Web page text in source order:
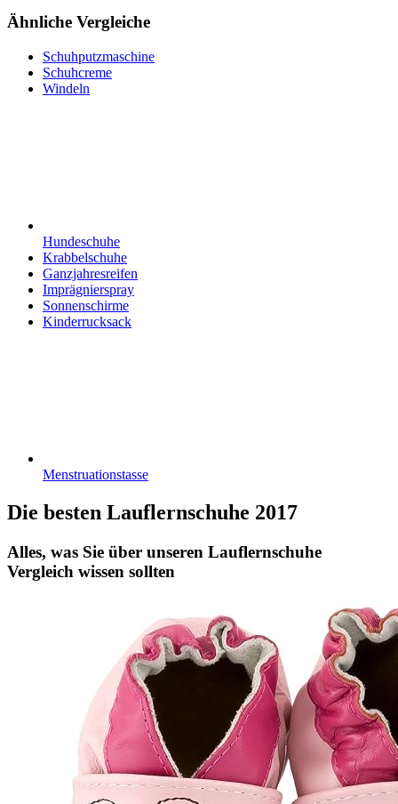
Ähnliche Vergleiche
Schuhputzmaschine
Schuhcreme
Windeln
Hundeschuhe
Krabbelschuhe
Ganzjahresreifen
Imprägnierspray
Sonnenschirme
Kinderrucksack
Menstruationstasse
Die besten Lauflernschuhe 2017
Alles, was Sie über unseren Lauflernschuhe
Vergleich wissen sollten